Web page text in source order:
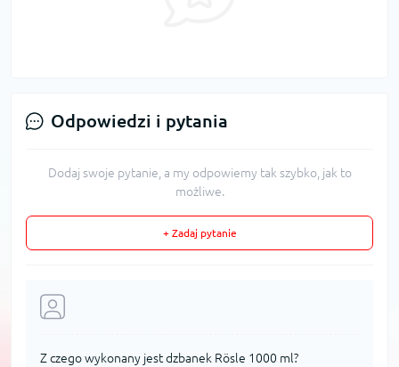
Odpowiedzi i pytania
Dodaj swoje pytanie, a my odpowiemy tak szybko, jak to
możliwe.
+ Zadaj pytanie
Z czego wykonany jest dzbanek Rösle 1000 ml?